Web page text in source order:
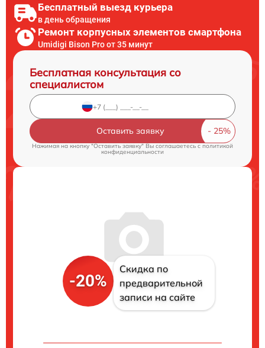
Бесплатный выезд курьера
в день обращения
Ремонт корпусных элементов смартфона
Umidigi Bison Pro от 35 минут
Бесплатная консультация со
специалистом
Оставить заявку
Нажимая на кнопку "Оставить заявку" Вы соглашаетесь c политикой
конфиденциальности
-20%
Скидка по
предварительной
записи на сайте